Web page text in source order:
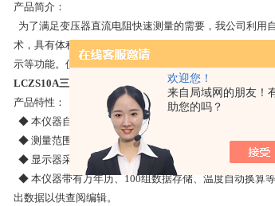
欢迎您！
来自局域网的朋友！
助您的吗？
产品简介：
为了满足变压器直流电阻快速测量的需要，我公司利用
术，具有体积小、重量轻、输出电流大等特点。整机由
示等功能。仪器测量精度高，操作简便，可实现变压器直
LCZS10A三通道直流电阻测试仪10A *
产品特性：
◆ 本仪器自动选择输出电流（zui大可以输出10A）。
◆ 测量范围宽（0Ω-100Ω），能测量变压器、互感器等
◆ 显示器采用480*272点阵65K色彩色大屏幕，显示数据
◆ 本仪器带有万年历、100组数据存储、温度自动换算
出数据以供查阅编辑。